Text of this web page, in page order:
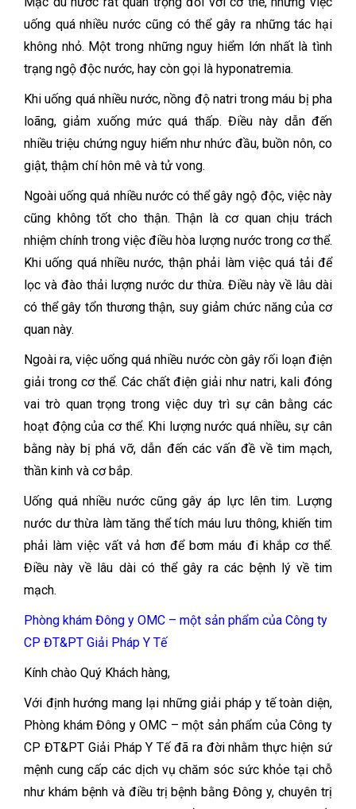
uống quá nhiều nước cũng có thể gây ra những tác hại
không nhỏ. Một trong những nguy hiểm lớn nhất là tình
trạng ngộ độc nước, hay còn gọi là hyponatremia.
Khi uống quá nhiều nước, nồng độ natri trong máu bị pha
loãng, giảm xuống mức quá thấp. Điều này dẫn đến
nhiều triệu chứng nguy hiểm như nhức đầu, buồn nôn, co
giật, thậm chí hôn mê và tử vong.
Ngoài uống quá nhiều nước có thể gây ngộ độc, việc này
cũng không tốt cho thận. Thận là cơ quan chịu trách
nhiệm chính trong việc điều hòa lượng nước trong cơ thể.
Khi uống quá nhiều nước, thận phải làm việc quá tải để
lọc và đào thải lượng nước dư thừa. Điều này về lâu dài
có thể gây tổn thương thận, suy giảm chức năng của cơ
quan này.
Ngoài ra, việc uống quá nhiều nước còn gây rối loạn điện
giải trong cơ thể. Các chất điện giải như natri, kali đóng
vai trò quan trọng trong việc duy trì sự cân bằng các
hoạt động của cơ thể. Khi lượng nước quá nhiều, sự cân
bằng này bị phá vỡ, dẫn đến các vấn đề về tim mạch,
thần kinh và cơ bắp.
Uống quá nhiều nước cũng gây áp lực lên tim. Lượng
nước dư thừa làm tăng thể tích máu lưu thông, khiến tim
phải làm việc vất vả hơn để bơm máu đi khắp cơ thể.
Điều này về lâu dài có thể gây ra các bệnh lý về tim
mạch.
Phòng khám Đông y OMC – một sản phẩm của Công ty
CP ĐT&PT Giải Pháp Y Tế
Kính chào Quý Khách hàng,
Với định hướng mang lại những giải pháp y tế toàn diện,
Phòng khám Đông y OMC – một sản phẩm của Công ty
CP ĐT&PT Giải Pháp Y Tế đã ra đời nhằm thực hiện sứ
mệnh cung cấp các dịch vụ chăm sóc sức khỏe tại chỗ
như khám bệnh và điều trị bệnh bằng Đông y, chuyên trị